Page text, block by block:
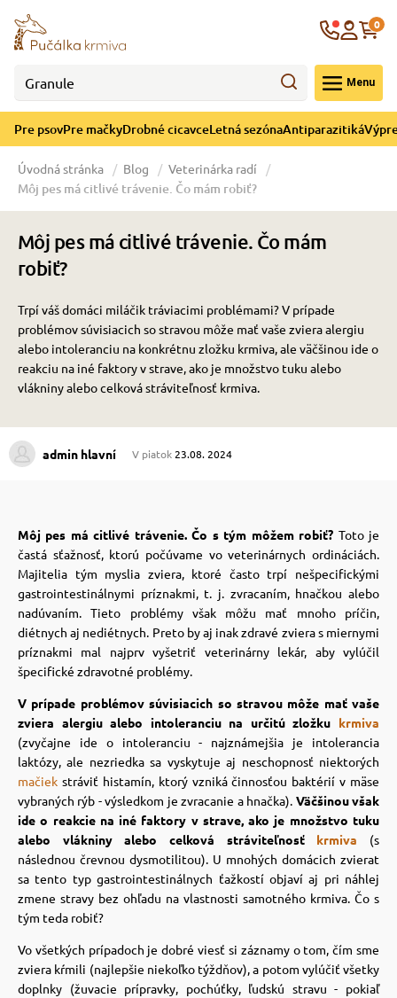
Menu
0
Pre psovPre mačkyDrobné cicavceLetná sezónaAntiparazitiká
psov
Pre psov
psov
pre psov
psov
psov
psov
psov
psov
psov
pre psov
a ohlávky
psov
mačky
Pre mačky
mačky
pre mačky
mačky
mačky
podstielka
a pelechy
mačky
mačky
mačky
mačky
podložky
poukazy
cicavce
Drobné cicavce
sezóna
Letná sezóna
ochladenie
hračky
Výpredaj
CZK
Úvodná stránka Blog Veterinárka radí
Môj pes má citlivé trávenie. Čo mám robiť?
Môj pes má citlivé trávenie. Čo mám
robiť?
Trpí váš domáci miláčik tráviacimi problémami? V prípade
problémov súvisiacich so stravou môže mať vaše zviera alergiu
alebo intoleranciu na konkrétnu zložku krmiva, ale väčšinou ide o
reakciu na iné faktory v strave, ako je množstvo tuku alebo
vlákniny alebo celková stráviteľnosť krmiva.
admin hlavní V piatok 23.08. 2024
Môj pes má citlivé trávenie. Čo s tým môžem robiť? Toto je
častá sťažnosť, ktorú počúvame vo veterinárnych ordináciách.
Majitelia tým myslia zviera, ktoré často trpí nešpecifickými
gastrointestinálnymi príznakmi, t. j. zvracaním, hnačkou alebo
nadúvaním. Tieto problémy však môžu mať mnoho príčin,
diétnych aj nediétnych. Preto by aj inak zdravé zviera s miernymi
príznakmi mal najprv vyšetriť veterinárny lekár, aby vylúčil
špecifické zdravotné problémy.
V prípade problémov súvisiacich so stravou môže mať vaše
zviera alergiu alebo intoleranciu na určitú zložku krmiva
(zvyčajne ide o intoleranciu - najznámejšia je intolerancia
laktózy, ale nezriedka sa vyskytuje aj neschopnosť niektorých
mačiek stráviť histamín, ktorý vzniká činnosťou baktérií v mäse
vybraných rýb - výsledkom je zvracanie a hnačka). Väčšinou však
ide o reakcie na iné faktory v strave, ako je množstvo tuku
alebo vlákniny alebo celková stráviteľnosť krmiva (s
následnou črevnou dysmotilitou). U mnohých domácich zvierat
sa tento typ gastrointestinálnych ťažkostí objaví aj pri náhlej
zmene stravy bez ohľadu na vlastnosti samotného krmiva. Čo s
tým teda robiť?
Vo všetkých prípadoch je dobré viesť si záznamy o tom, čím sme
zviera kŕmili (najlepšie niekoľko týždňov), a potom vylúčiť všetky
doplnky (žuvacie prípravky, pochúťky, ľudskú stravu - pokiaľ